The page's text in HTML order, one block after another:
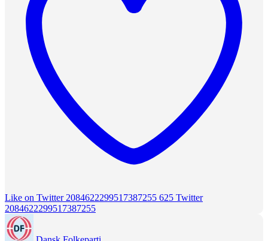
Like on Twitter 2084622299517387255 625 Twitter
2084622299517387255